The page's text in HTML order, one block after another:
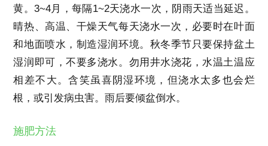
黄。3~4月，每隔1~2天浇水一次，阴雨天适当延迟。
晴热、高温、干燥天气每天浇水一次，必要时在叶面
和地面喷水，制造湿润环境。秋冬季节只要保持盆土
湿润即可，不要多浇水。勿用井水浇花，水温土温应
相差不大。含笑虽喜阴湿环境，但浇水太多也会烂
根，或引发病虫害。雨后要倾盆倒水。
施肥方法